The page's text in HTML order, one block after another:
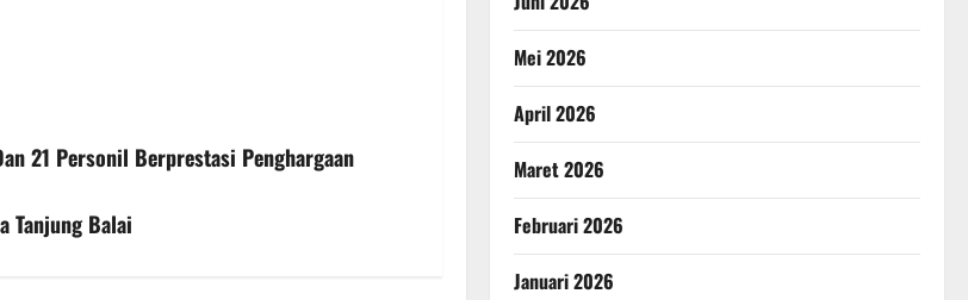
21 Personil Berprestasi Penghargaan
Tanjung Balai
Mei 2026
April 2026
Maret 2026
Februari 2026
Januari 2026